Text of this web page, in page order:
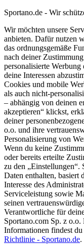
Sportano.de - Wir
Wir möchten unsere
anbieten. Dafür nutzen
das ordnungsgemäße
nach deiner
personalisierte
deine Interessen
Cookies und mobile
als auch nicht-
– abhängig von deinen
akzeptieren“ klickst,
deiner
o.o. und ihre
Personalisierung von
Wenn du keine
oder bereits erteilte
zu den „Einstellungen“.
Daten enthalten, basiert
Interesse des
Serviceleistung sowie
seinen
Verantwortliche für
Sportano.com Sp. z o.o.
Informationen findest
Richtlinie - Sportano.de.